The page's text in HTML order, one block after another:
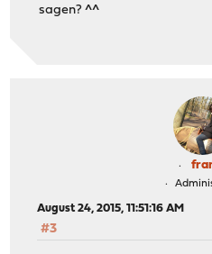
sagen? ^^
August 24, 2015, 11:51:16 AM
#3